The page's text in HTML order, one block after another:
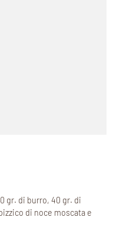
gr. di burro, 40 gr. di
di noce moscata e